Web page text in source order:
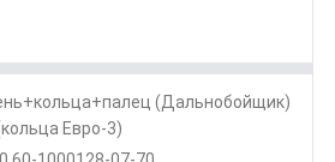
(Дальнобойщик)
Евро-3)